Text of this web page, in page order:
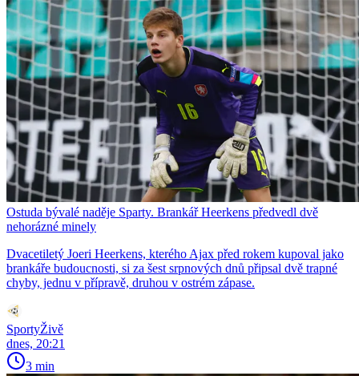
Ostuda bývalé naděje Sparty. Brankář Heerkens předvedl dvě
nehorázné minely
Dvacetiletý Joeri Heerkens, kterého Ajax před rokem kupoval jako
brankáře budoucnosti, si za šest srpnových dnů připsal dvě trapné
chyby, jednu v přípravě, druhou v ostrém zápase.
SportyŽivě
dnes, 20:21
3 min